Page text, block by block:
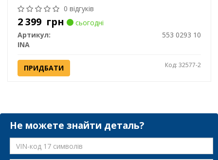
0 відгуків
2 399 грн
сьогодні
Артикул:
553 0293 10
INA
ПРИДБАТИ Код: 32577-2
Не можете знайти деталь?